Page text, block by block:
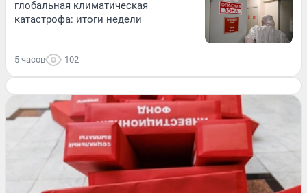
глобальная климатическая
катастрофа: итоги недели
5 часов 102